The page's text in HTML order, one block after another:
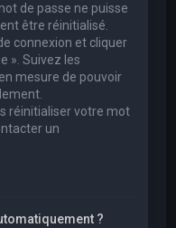
de passe ne puisse
être réinitialisé.
connexion et cliquer
». Suivez les
mesure de pouvoir
réinitialiser votre mot
un
?